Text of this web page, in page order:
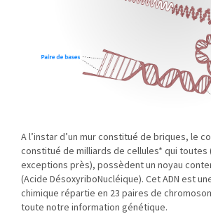
A l’instar d’un mur constitué de briques, le
constitué de milliards de cellules* qui toutes
exceptions près), possèdent un noyau
(Acide DésoxyriboNucléique). Cet ADN est
chimique répartie en 23 paires de
toute notre information génétique.